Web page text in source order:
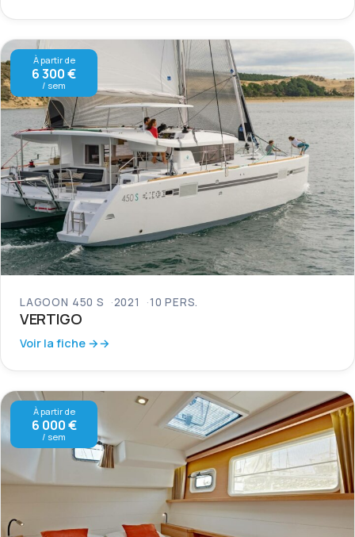
À partir de
6 300 €
/ sem
LAGOON 450 S 2021 10 PERS.
VERTIGO
Voir la fiche →
À partir de
6 000 €
/ sem